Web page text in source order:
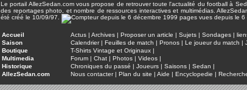
Le portail AllezSedan.com vous propose de retrouver toute l'actualité du football à
des reportages photo, et nombre de ressources interactives et multimédias.
été créé le 10/09/97.
pages vues depuis le 6
Accueil Actus | Archives | Proposer un article | Sujets | Sondages |
Saison
Calendrier| Feuilles de match | Pronos | Le joueur du match |
Boutique
T-Shirts Vintage et Originaux |
Multimedia
Forum | Chat | Photos | Videos |
Historique
Chroniques du passé | Joueurs | Saisons | Sedan |
AllezSedan.com
Nous contacter| Plan du site | Aide | Encyclopedie |